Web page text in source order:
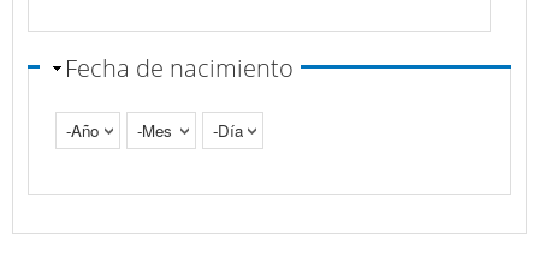
Fecha de nacimiento
Año
Mes Día